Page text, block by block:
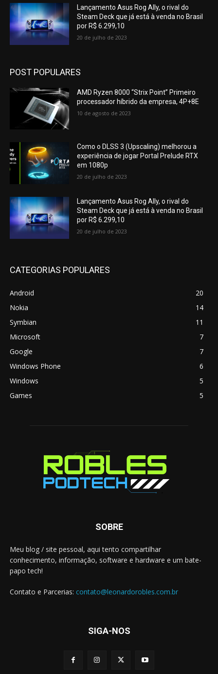
Lançamento Asus Rog Ally, o rival do
Steam Deck que já está à venda no Brasil
por R$ 6.299,10
20 de julho de 2023
POST POPULARES
AMD Ryzen 8000 “Strix Point” Primeiro
processador híbrido da empresa, 4P+8E
10 de agosto de 2023
Como o DLSS 3 (Upscaling) melhorou a
experiência de jogar Portal Prelude RTX
em 1080p
20 de julho de 2023
Lançamento Asus Rog Ally, o rival do
Steam Deck que já está à venda no Brasil
por R$ 6.299,10
20 de julho de 2023
CATEGORIAS POPULARES
Android
20
Nokia
14
Symbian
11
Microsoft
7
Google
7
Windows Phone
6
Windows
5
Games
5
SOBRE
Meu blog / site pessoal, aqui tento compartilhar
conhecimento, informação, software e hardware e um bate-
papo tech!
Contato e Parcerias: contato@leonardorobles.com.br
SIGA-NOS